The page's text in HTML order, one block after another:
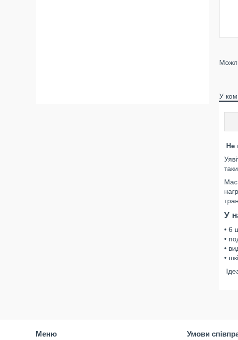
У
Не
У
• 6
•
•
•
Меню Умови